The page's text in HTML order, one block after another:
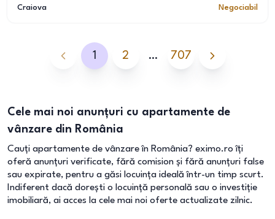
Craiova
Negociabil
1 2 … 707
Cele mai noi anunțuri cu apartamente de
vânzare din România
Cauți apartamente de vânzare în România? eximo.ro îți
oferă anunțuri verificate, fără comision și fără anunțuri false
sau expirate, pentru a găsi locuința ideală într-un timp scurt.
Indiferent dacă dorești o locuință personală sau o investiție
imobiliară, ai acces la cele mai noi oferte actualizate zilnic.